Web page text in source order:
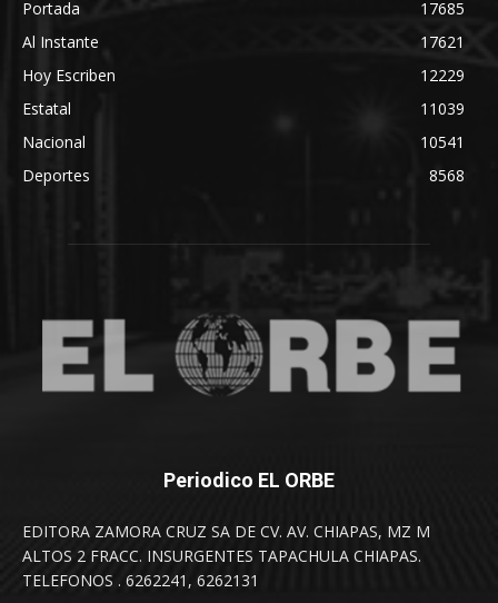
Portada
17685
Al Instante
17621
Hoy Escriben
12229
Estatal
11039
Nacional
10541
Deportes
8568
Periodico EL ORBE
EDITORA ZAMORA CRUZ SA DE CV. AV. CHIAPAS, MZ M
ALTOS 2 FRACC. INSURGENTES TAPACHULA CHIAPAS.
TELEFONOS . 6262241, 6262131